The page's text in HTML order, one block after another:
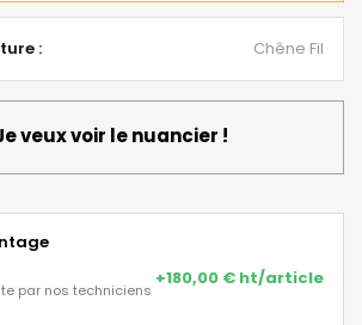
: Chêne Fil
veux voir le nuancier !
par nos techniciens
+180,00 € ht/article